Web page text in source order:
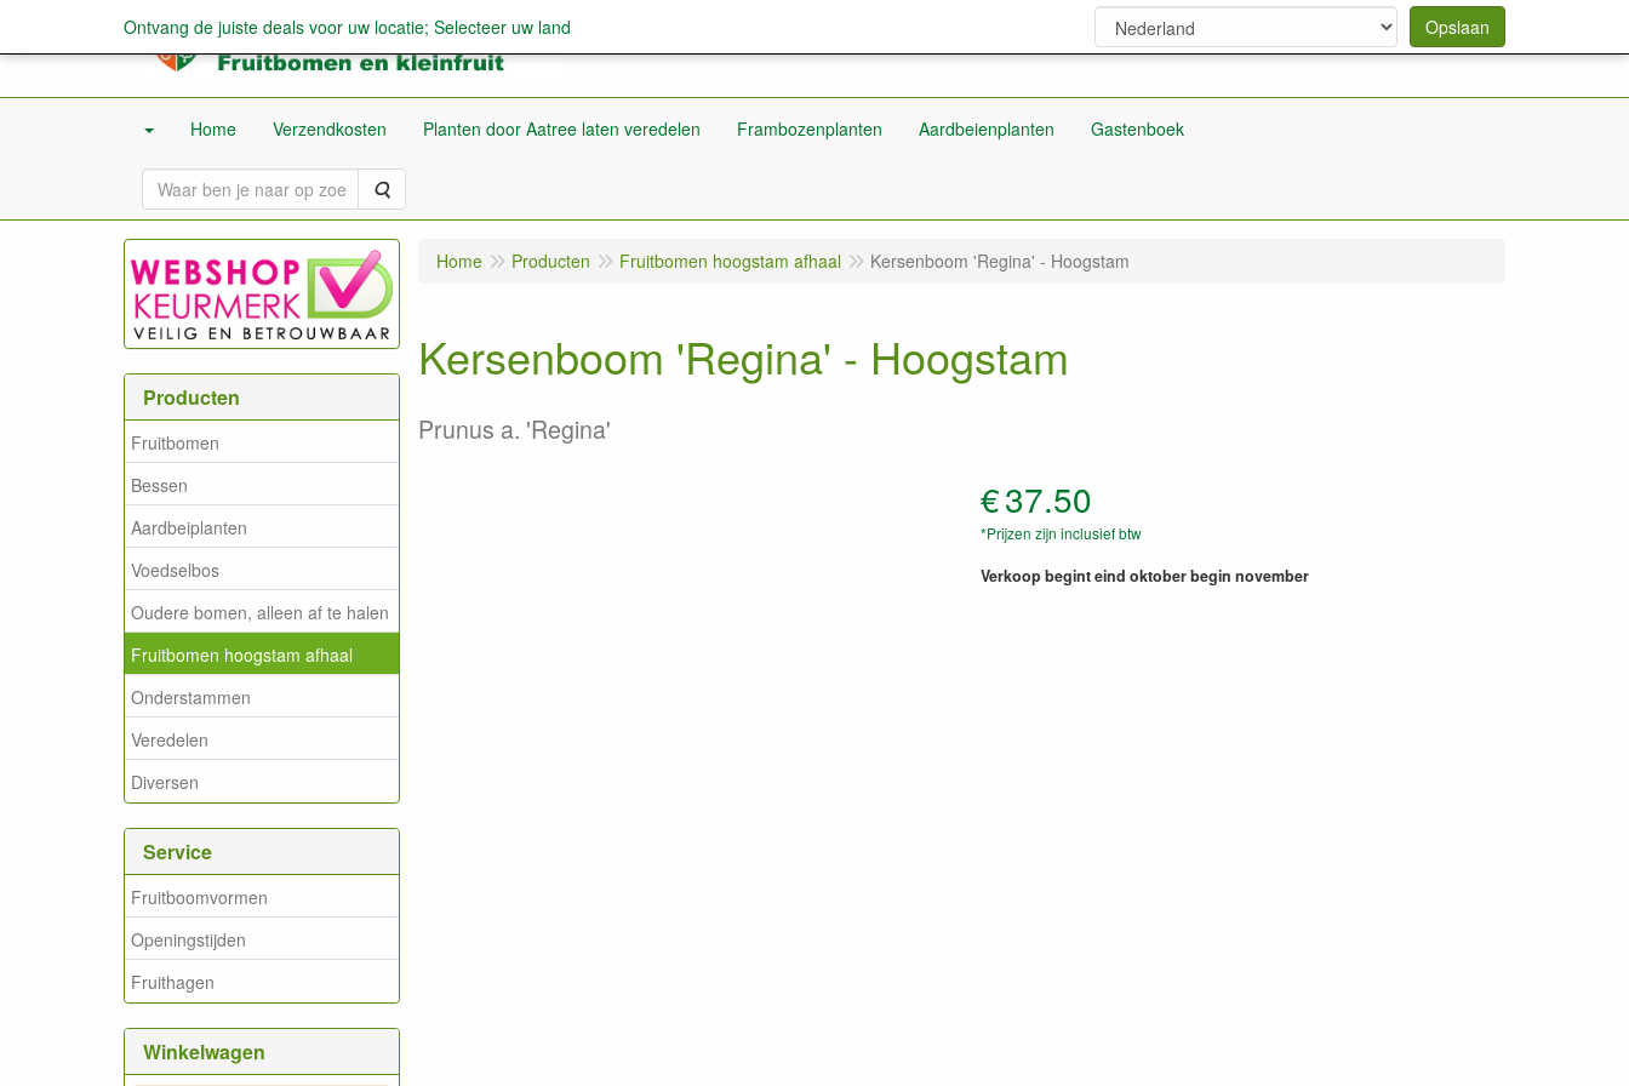
Home Verzendkosten Planten door Aatree laten veredelen Frambozenplanten Aardbeienplanten Gastenboek
Zoeken
Producten
Fruitbomen
Bessen
Aardbeiplanten
Voedselbos
Oudere bomen, alleen af te halen
Fruitbomen hoogstam afhaal
Onderstammen
Veredelen
Diversen
Service
Fruitboomvormen
Openingstijden
Fruithagen
Winkelwagen
Home Producten Fruitbomen hoogstam afhaal Kersenboom 'Regina' - Hoogstam
Kersenboom 'Regina' - Hoogstam
Prunus a. 'Regina'
€37.50
*Prijzen zijn inclusief btw
Verkoop begint eind oktober begin november
Ontvang de juiste deals voor uw locatie; Selecteer uw land Opslaan